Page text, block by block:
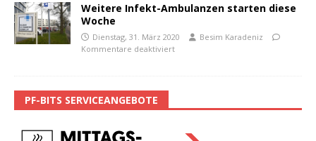
Weitere Infekt-Ambulanzen starten diese
Woche
Dienstag, 31. März 2020
Besim Karadeniz
Kommentare deaktiviert
PF-BITS SERVICEANGEBOTE